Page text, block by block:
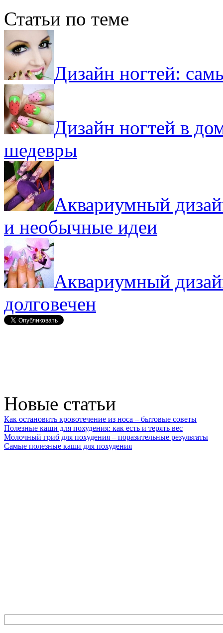
Статьи по теме
Дизайн ногтей:
Дизайн ногтей в
шедевры
Аквариумный
и необычные идеи
Аквариумный
долговечен
Новые статьи
Как остановить кровотечение из носа – бытовые советы
Полезные каши для похудения: как есть и терять вес
Молочный гриб для похудения – поразительные результаты
Самые полезные каши для похудения